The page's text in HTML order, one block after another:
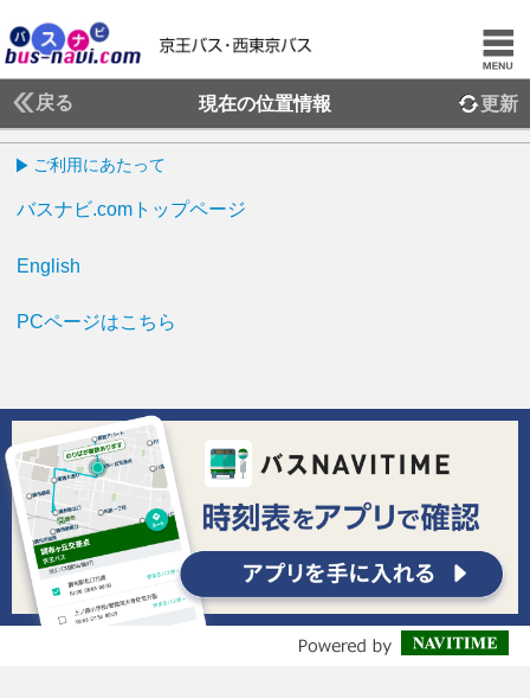
戻る 現在の位置情報 更新
ご利用にあたって
バスナビ.comトップページ
English
PCページはこちら